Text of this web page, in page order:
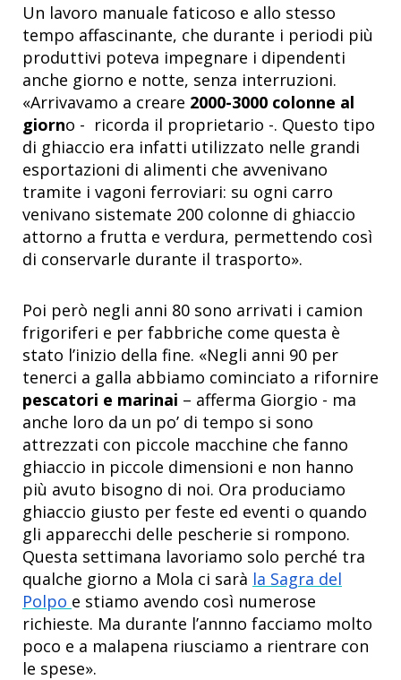
Un lavoro manuale faticoso e allo stesso
tempo affascinante, che durante i periodi più
produttivi poteva impegnare i dipendenti
anche giorno e notte, senza interruzioni.
«Arrivavamo a creare 2000-3000 colonne al
giorno - ricorda il proprietario -. Questo tipo
di ghiaccio era infatti utilizzato nelle grandi
esportazioni di alimenti che avvenivano
tramite i vagoni ferroviari: su ogni carro
venivano sistemate 200 colonne di ghiaccio
attorno a frutta e verdura, permettendo così
di conservarle durante il trasporto».
Poi però negli anni 80 sono arrivati i camion
frigoriferi e per fabbriche come questa è
stato l’inizio della fine. «Negli anni 90 per
tenerci a galla abbiamo cominciato a rifornire
pescatori e marinai – afferma Giorgio - ma
anche loro da un po’ di tempo si sono
attrezzati con piccole macchine che fanno
ghiaccio in piccole dimensioni e non hanno
più avuto bisogno di noi. Ora produciamo
ghiaccio giusto per feste ed eventi o quando
gli apparecchi delle pescherie si rompono.
Questa settimana lavoriamo solo perché tra
qualche giorno a Mola ci sarà la Sagra del
Polpo e stiamo avendo così numerose
richieste. Ma durante l’annno facciamo molto
poco e a malapena riusciamo a rientrare con
le spese».